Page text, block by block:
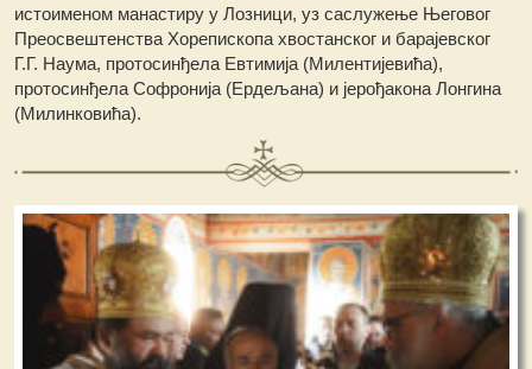
истоименом манастиру у Лозници, уз саслужење Његовог
Преосвештенства Хорепископа хвостанског и барајевског
Г.Г. Наума, протосинђела Евтимија (Милентијевића),
протосинђела Софронија (Ердељана) и јерођакона Лонгина
(Милинковића).